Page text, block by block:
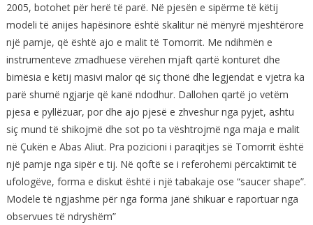
2005, botohet për herë të parë. Në pjesën e sipërme të këtij
modeli të anijes hapësinore është skalitur në mënyrë mjeshtërore
një pamje, që është ajo e malit të Tomorrit. Me ndihmën e
instrumenteve zmadhuese vërehen mjaft qartë konturet dhe
bimësia e këtij masivi malor që siç thonë dhe legjendat e vjetra ka
parë shumë ngjarje që kanë ndodhur. Dallohen qartë jo vetëm
pjesa e pyllëzuar, por dhe ajo pjesë e zhveshur nga pyjet, ashtu
siç mund të shikojmë dhe sot po ta vështrojmë nga maja e malit
në Çukën e Abas Aliut. Pra pozicioni i paraqitjes së Tomorrit është
një pamje nga sipër e tij. Në qoftë se i referohemi përcaktimit të
ufologëve, forma e diskut është i një tabakaje ose “saucer shape”.
Modele të ngjashme për nga forma janë shikuar e raportuar nga
observues të ndryshëm”